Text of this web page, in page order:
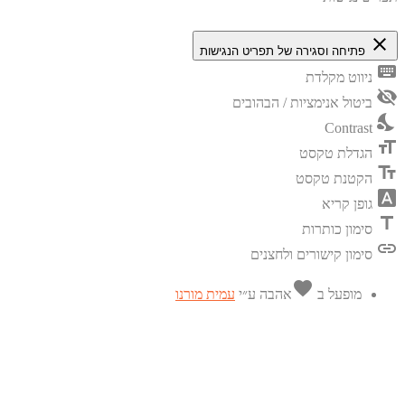
close פתיחה וסגירה של תפריט הנגישות
keyboard ניווט מקלדת
visibility_off ביטול אנימציות / הבהובים
nights_stay
Contrast
format_size הגדלת טקסט
text_fields הקטנת טקסט
font_download גופן קריא
title סימון כותרות
link סימון קישורים ולחצנים
מופעל ב favoriteאהבה ע״י עמית מורנו